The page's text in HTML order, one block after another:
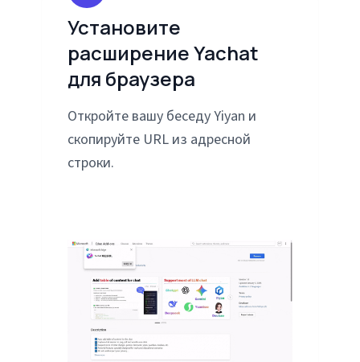
Установите
расширение Yachat
для браузера
Откройте вашу беседу Yiyan и
скопируйте URL из адресной
строки.